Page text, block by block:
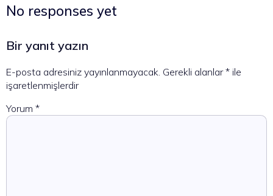
No responses yet
Bir yanıt yazın
E-posta adresiniz yayınlanmayacak. Gerekli alanlar* ile
işaretlenmişlerdir
Yorum *